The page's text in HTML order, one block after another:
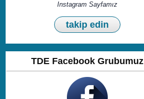
Instagram Sayfamız
takip edin
TDE Facebook Grubumuz